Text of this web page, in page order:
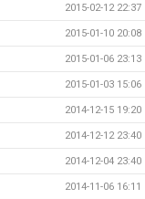
2015-02-12 22:37
2015-01-10 20:08
2015-01-06 23:13
2015-01-03 15:06
2014-12-15 19:20
2014-12-12 23:40
2014-12-04 23:40
2014-11-06 16:11